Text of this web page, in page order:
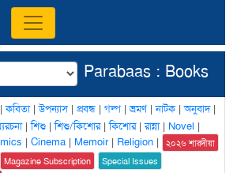
Parabaas : Books
|কবিতা|উপন্যাস| প্রবন্ধ | গল্প |ভ্রমণ|নাটক |অনুবাদ|
|শিশু |শিশু/কিশোর|কিশোর|রান্না| Novel |
| Cinema | Memoir| Religion |
২০২৬ শারদীয়া
Magazine Subscription
Special Issues